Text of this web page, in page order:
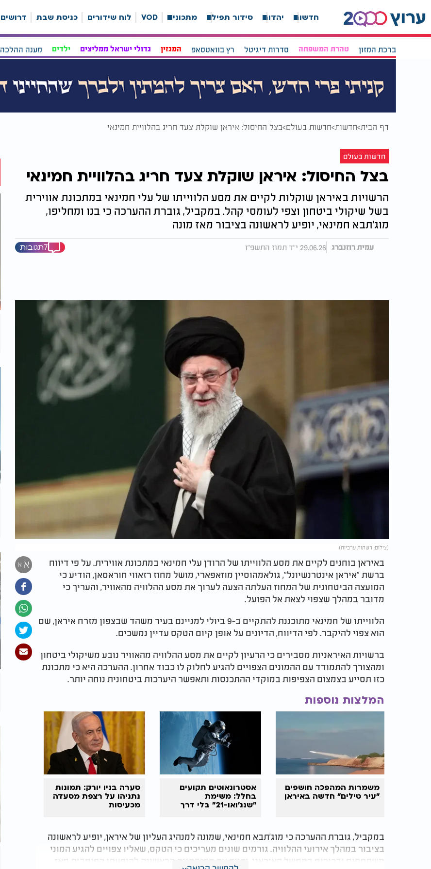
חדשות יהדות סידור תפילה מתכונים VOD לוח שידורים כניסת שבת דרושים
ברכת המזון טהרת המשפחה סדרות דיגיטל רץ בוואטסאפ המגזין גדולי ישראל ממליצים ילדים מענה ההלכה
דף הבית חדשות חדשות בעולם בצל החיסול: איראן שוקלת צעד חריג בהלוויית חמינאי
חדשות בעולם
בצל החיסול: איראן שוקלת צעד חריג בהלוויית חמינאי
הרשויות באיראן שוקלות לקיים את מסע הלווייתו של עלי חמינאי במתכונת אווירית
בשל שיקולי ביטחון וצפי לעומסי קהל. במקביל, גוברת ההערכה כי בנו ומחליפו,
מוג'תבא חמינאי, יופיע לראשונה בציבור מאז מונה
עמית רוזנברג 29.06.26 י"ד תמוז התשפ"ו 7תגובות
(צילום: רשתות ערביות)
א א
באיראן בוחנים לקיים את מסע הלווייתו של הרודן עלי חמינאי במתכונת אווירית. על פי דיווח
ברשת "איראן אינטרנשיונל", גולאמהוסיין מוזאפארי, מושל מחוז רזאווי חוראסאן, הודיע כי
המועצה הביטחונית של המחוז העלתה הצעה לערוך את מסע ההלוויה מהאוויר, והעריך כי
מדובר במהלך שצפוי לצאת אל הפועל.
הלווייתו של חמינאי מתוכננת להתקיים ב-9 ביולי למניינם בעיר משהד שבצפון מזרח איראן, שם
הוא צפוי להיקבר. לפי הדיווח, הדיונים על אופן קיום הטקס עדיין נמשכים.
ברשויות האיראניות מסבירים כי הרעיון לקיים את מסע ההלוויה מהאוויר נובע משיקולי ביטחון
ומהצורך להתמודד עם ההמונים הצפויים להגיע לחלוק לו כבוד אחרון. ההערכה היא כי מתכונת
כזו תסייע בצמצום הצפיפות במוקדי ההתכנסות ותאפשר היערכות ביטחונית נוחה יותר.
המלצות נוספות
משמרות המהפכה חושפים
"עיר טילים" חדשה באיראן
אסטרונאוטים תקועים
בחלל: משימת
"שנג'ואו-21" בלי דרך
סערה בניו יורק: תמונות
נתניהו על רצפת מסעדה
מכעיסות
במקביל, גוברת ההערכה כי מוג'תבא חמינאי, שמונה למנהיג העליון של איראן, יופיע לראשונה
בציבור במהלך אירועי ההלוויה. גורמים שונים מעריכים כי הטקס, שאליו צפויים להגיע המוני
משתתפים ובכירים בממשל האיראני, יהווה את ההזדמנות הראשונה להופעתו הפומבית מאז